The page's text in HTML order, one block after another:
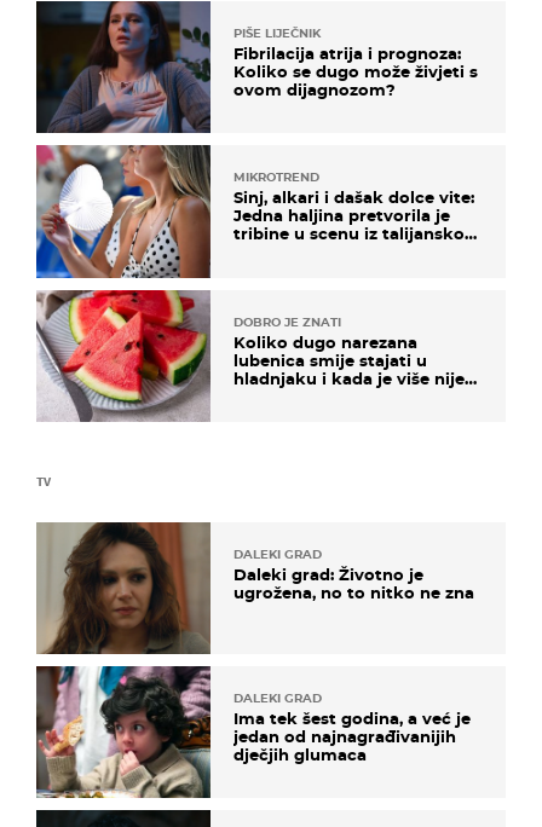
TV
DALEKI GRAD
Daleki grad: Životno je
ugrožena, no to nitko ne zna
DALEKI GRAD
Ima tek šest godina, a već je
jedan od najnagrađivanijih
dječjih glumaca
PIŠE LIJEČNIK
Fibrilacija atrija i prognoza:
Koliko se dugo može živjeti s
ovom dijagnozom?
MIKROTREND
Sinj, alkari i dašak dolce vite:
Jedna haljina pretvorila je
tribine u scenu iz talijanskog
DOBRO JE ZNATI
Koliko dugo narezana
lubenica smije stajati u
hladnjaku i kada je više nije